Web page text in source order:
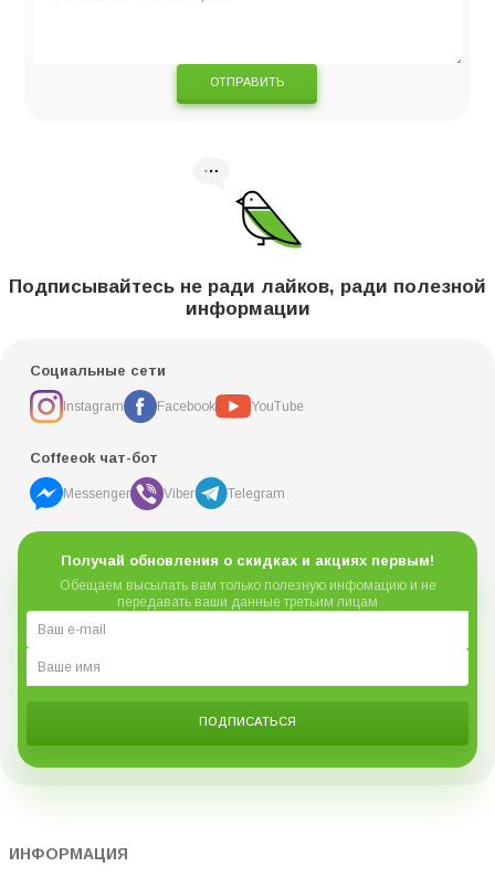
ОТПРАВИТЬ
Подписывайтесь не ради лайков, ради полезной
информации
Социальные сети
Instagram Facebook YouTube
Coffeeok чат-бот
Messenger Viber Telegram
Получай обновления о скидках и акциях первым!
Обещаем высылать вам только полезную инфомацию и не
передавать ваши данные третьим лицам
ПОДПИСАТЬСЯ
ИНФОРМАЦИЯ